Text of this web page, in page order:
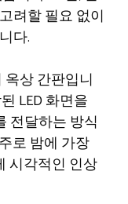
려할 필요 없이
다.
옥상 간판입니
LED 화면을
전달하는 방식
로 밤에 가장
시각적인 인상